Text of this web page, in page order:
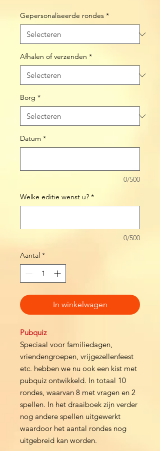
Gepersonaliseerde rondes *
Afhalen of verzenden *
Borg *
Datum *
0/500
Welke editie wenst u? *
0/500
Aantal *
In winkelwagen
Pubquiz
Speciaal voor familiedagen,
vriendengroepen, vrijgezellenfeest
etc. hebben we nu ook een kist met
pubquiz ontwikkeld. In totaal 10
rondes, waarvan 8 met vragen en 2
spellen. In het draaiboek zijn verder
nog andere spellen uitgewerkt
waardoor het aantal rondes nog
uitgebreid kan worden.